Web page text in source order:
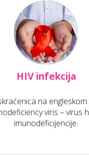
HIV infekcija
na
viris – virus
imunodeficijencije.